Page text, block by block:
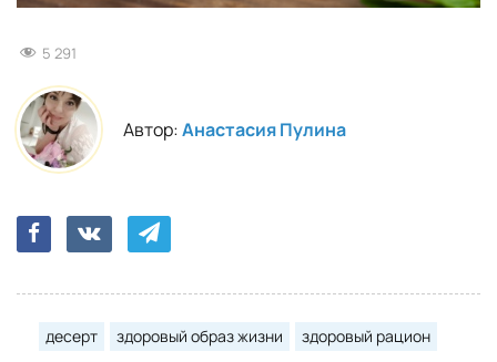
5 291
Автор:Анастасия Пулина
десерт здоровый образ жизни
здоровый рацион